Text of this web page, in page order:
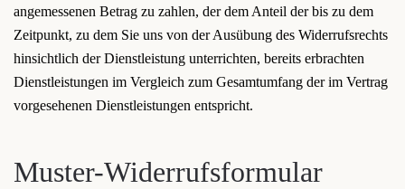
angemessenen Betrag zu zahlen, der dem Anteil der bis zu dem
Zeitpunkt, zu dem Sie uns von der Ausübung des Widerrufsrechts
hinsichtlich der Dienstleistung unterrichten, bereits erbrachten
Dienstleistungen im Vergleich zum Gesamtumfang der im Vertrag
vorgesehenen Dienstleistungen entspricht.
Muster-Widerrufsformular